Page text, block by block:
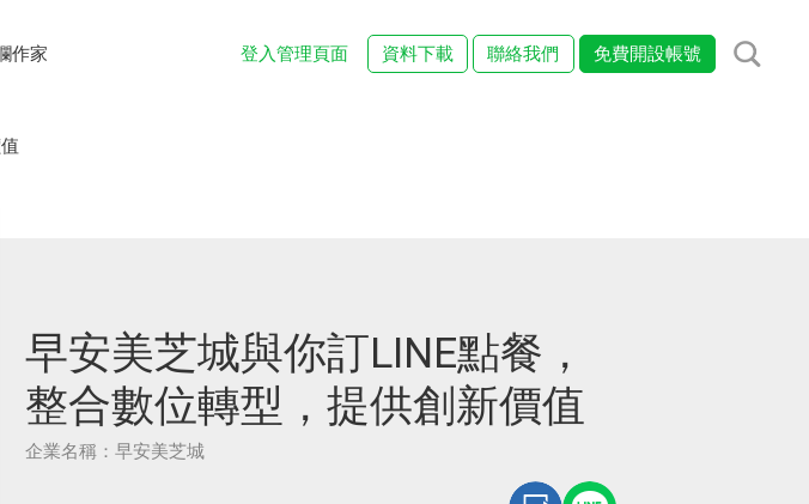
作家 登入管理頁面 資料下載 聯絡我們 免費開設帳號
早安美芝城與你訂LINE點餐，
整合數位轉型，提供創新價值
企業名稱：早安美芝城